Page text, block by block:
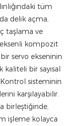
tüm
delik açma,
taşlama ve
kompozit
servo ekseninin
bir sayısal
sisteminin
karşılayabilir.
birleştiğinde,
işleme kolayca